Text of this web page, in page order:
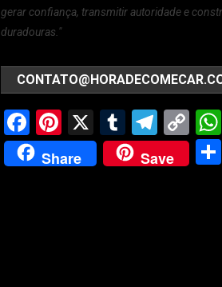
gerar confiança, transmitir autoridade e
duradouras."
Facebook
Pinterest
X Tumblr
Link
Share Save